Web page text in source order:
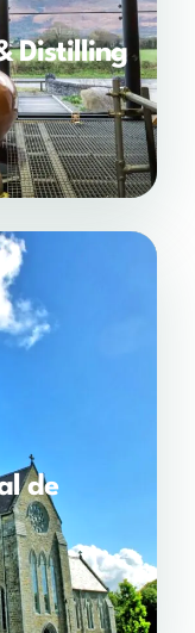
Distilling
de